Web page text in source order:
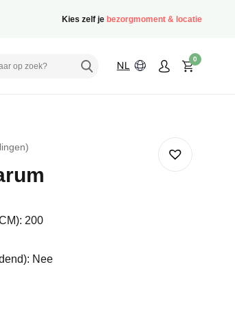
Kies zelf je bezorgmoment & locatie
NL
0
200
Nee